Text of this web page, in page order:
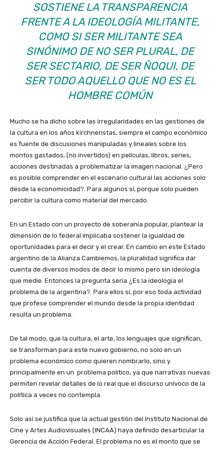
SOSTIENE LA TRANSPARENCIA
FRENTE A LA IDEOLOGÍA MILITANTE,
COMO SI SER MILITANTE SEA
SINÓNIMO DE NO SER PLURAL, DE
SER SECTARIO, DE SER ÑOQUI, DE
SER TODO AQUELLO QUE NO ES EL
HOMBRE COMÚN
Mucho se ha dicho sobre las irregularidades en las gestiones de
la cultura en los años kirchneristas, siempre el campo económico
es fuente de discusiones manipuladas y lineales sobre los
montos gastados, (no invertidos) en películas, libros, series,
acciones destinadas a problematizar la imagen nacional. ¿Pero
es posible comprender en el escenario cultural las acciones solo
desde la economicidad?. Para algunos sí, porque solo pueden
percibir la cultura como material del mercado.
En un Estado con un proyecto de soberanía popular, plantear la
dimensión de lo federal implicaba sostener la igualdad de
oportunidades para el decir y el crear. En cambio en este Estado
argentino de la Alianza Cambiemos, la pluralidad significa dar
cuenta de diversos modos de decir lo mismo pero sin ideología
que medie. Entonces la pregunta sería ¿Es la ideología el
problema de la argentina?. Para ellos sí, por eso toda actividad
que profese comprender el mundo desde la propia identidad
resulta un problema.
De tal modo, que la cultura, el arte, los lenguajes que significan,
se transforman para este nuevo gobierno, no solo en un
problema económico como quieren nombrarlo, sino y
principalmente en un problema político, ya que narrativas nuevas
permiten revelar detalles de lo real que el discurso unívoco de la
política a veces no contempla.
Solo así se justifica que la actual gestión del Instituto Nacional de
Cine y Artes Audiovisuales (INCAA) haya definido desarticular la
Gerencia de Acción Federal. El problema no es el monto que se